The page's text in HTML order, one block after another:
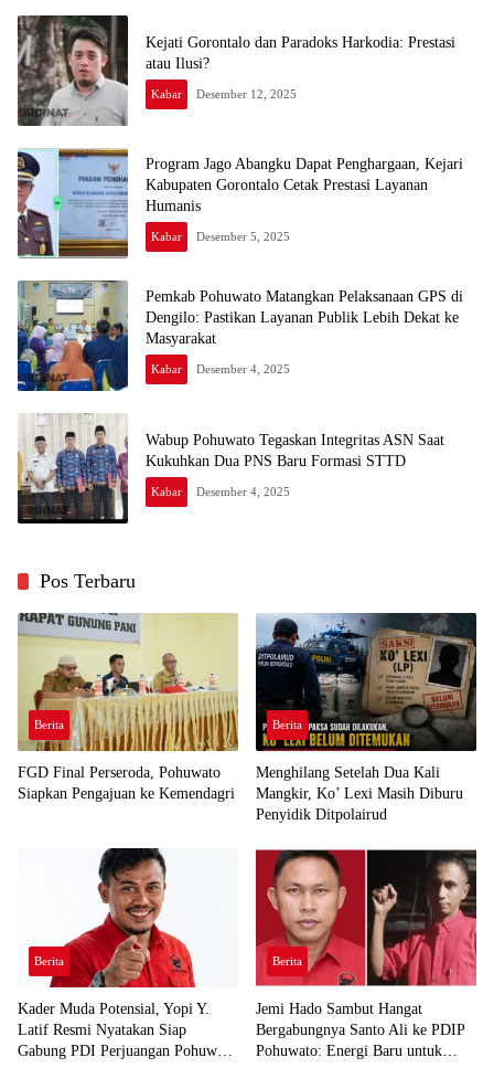
Kejati Gorontalo dan Paradoks Harkodia: Prestasi
atau Ilusi?
Kabar Desember 12, 2025
Program Jago Abangku Dapat Penghargaan, Kejari
Kabupaten Gorontalo Cetak Prestasi Layanan
Humanis
Kabar Desember 5, 2025
Pemkab Pohuwato Matangkan Pelaksanaan GPS di
Dengilo: Pastikan Layanan Publik Lebih Dekat ke
Masyarakat
Kabar Desember 4, 2025
Wabup Pohuwato Tegaskan Integritas ASN Saat
Kukuhkan Dua PNS Baru Formasi STTD
Kabar Desember 4, 2025
Pos Terbaru
Berita
FGD Final Perseroda, Pohuwato
Siapkan Pengajuan ke Kemendagri
Berita
Menghilang Setelah Dua Kali
Mangkir, Ko’ Lexi Masih Diburu
Penyidik Ditpolairud
Berita
Kader Muda Potensial, Yopi Y.
Latif Resmi Nyatakan Siap
Gabung PDI Perjuangan Pohuwato
Berita
Jemi Hado Sambut Hangat
Bergabungnya Santo Ali ke PDIP
Pohuwato: Energi Baru untuk